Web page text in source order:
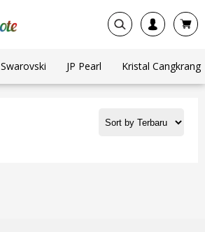
Swarovski JP Pearl Kristal Cangkrang